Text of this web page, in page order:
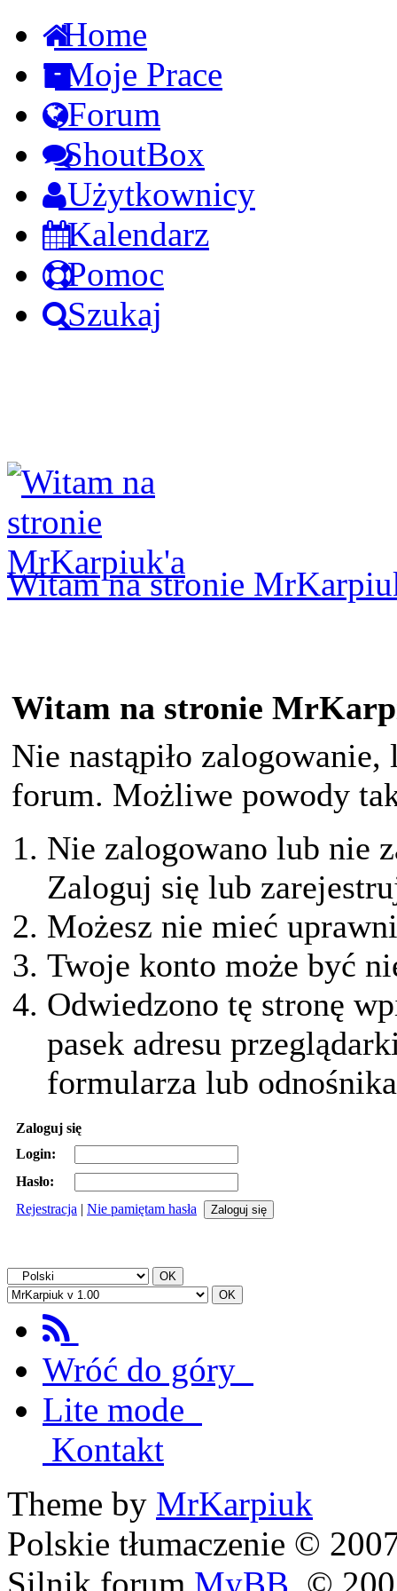
Home
Moje Prace
Forum
ShoutBox
Użytkownicy
Kalendarz
Pomoc
Szukaj
Witam na stronie
Witam na stronie
Nie nastąpiło
forum. Możliwe powody
Nie zalogowano lub nie
Zaloguj się lub
Możesz nie mieć
Twoje konto może być
Odwiedzono tę stronę
pasek adresu
formularza lub
Zaloguj się
Login:
Hasło:
Rejestracja | Nie pamiętam hasła
Wróć do góry
Lite mode
Kontakt
Theme by MrKarpiuk
Polskie tłumaczenie ©